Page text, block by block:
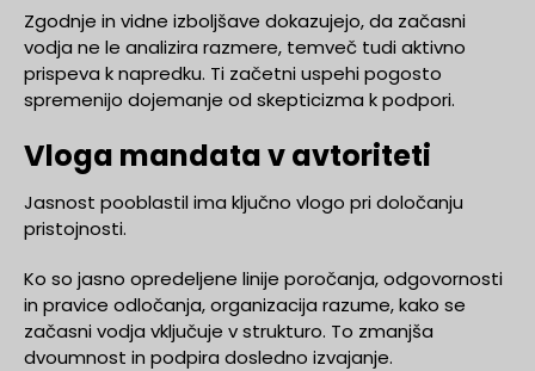
Zgodnje in vidne izboljšave dokazujejo, da začasni
vodja ne le analizira razmere, temveč tudi aktivno
prispeva k napredku. Ti začetni uspehi pogosto
spremenijo dojemanje od skepticizma k podpori.
Vloga mandata v avtoriteti
Jasnost pooblastil ima ključno vlogo pri določanju
pristojnosti.
Ko so jasno opredeljene linije poročanja, odgovornosti
in pravice odločanja, organizacija razume, kako se
začasni vodja vključuje v strukturo. To zmanjša
dvoumnost in podpira dosledno izvajanje.